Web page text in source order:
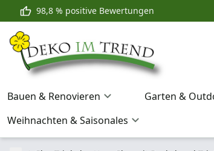
98,8 % positive Bewertungen
Bauen & Renovieren Garten &
Weihnachten & Saisonales